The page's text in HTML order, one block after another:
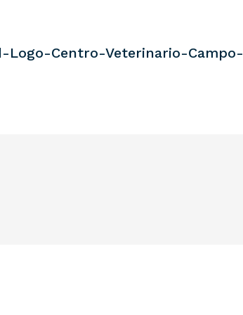
Centro-Veterinario-Campo-